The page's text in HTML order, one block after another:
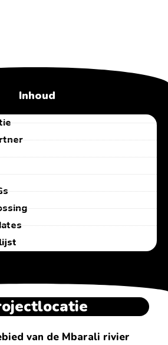
Inhoud
van de Mbarali rivier